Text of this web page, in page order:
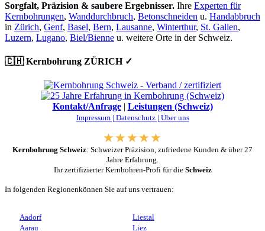
Sorgfalt, Präzision & saubere Ergebnisser. Ihre Experten für
Kernbohrungen, Wanddurchbruch, Betonschneiden u. Handabbruch
in Zürich, Genf, Basel, Bern, Lausanne, Winterthur, St. Gallen,
Luzern, Lugano, Biel/Bienne u. weitere Orte in der Schweiz.
🇨🇭 Kernbohrung ZÜRICH ✓
Kontakt/Anfrage| Leistungen (Schweiz)
Impressum | Datenschutz | Über uns
Kernbohrung Schweiz: Schweizer Präzision, zufriedene Kunden & über 27
Jahre Erfahrung.
Ihr zertifizierter Kernbohren-Profi für die Schweiz
In folgenden Regionenkönnen Sie auf uns vertrauen:
Aadorf
Aarau
Liestal
Liez